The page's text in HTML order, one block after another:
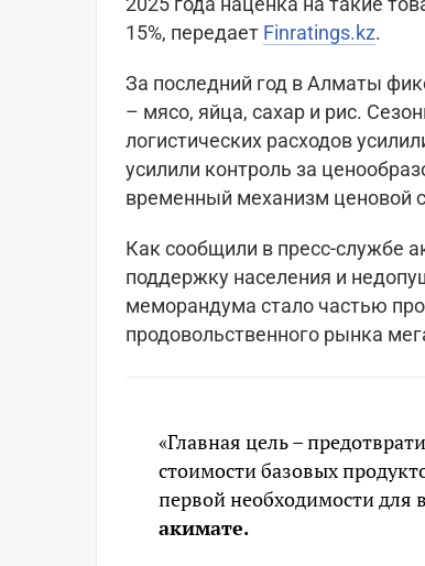
15%, передает Finratings.kz.
За последний год в Алматы
– мясо, яйца, сахар и рис.
логистических расходов
усилили контроль за
временный механизм ценовой
Как сообщили в пресс-службе
поддержку населения и
меморандума стало частью
продовольственного рынка
«Главная цель –
стоимости базовых
первой необходимости для
акимате.